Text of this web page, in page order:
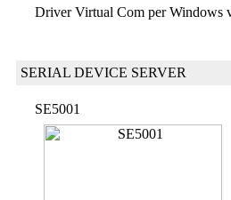
Driver Virtual Com per Windows
SERIAL DEVICE SERVER
SE5001